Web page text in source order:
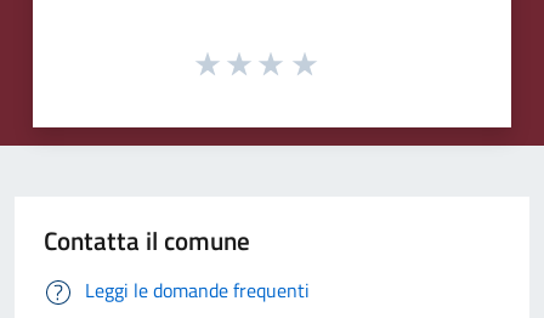
Contatta il comune
Leggi le domande frequenti